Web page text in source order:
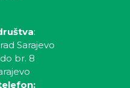
:
Sarajevo
br. 8